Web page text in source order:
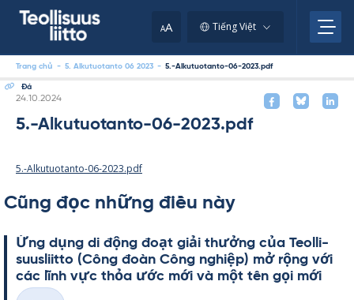
AA Tiếng Việt
Trang chủ - 5. Alkutuotanto 06 2023 - 5.-Alkutuotanto-06-2023.pdf
Đá
Kirjoitettu
24.10.2024
5.-Alkutuotanto-06-2023.pdf
5.-Alkutuotanto-06-2023.pdf
Cũng đọc những điều này
Ứng dụng di động đoạt giải thưởng của Teol­li­
suus­liitto (Công đoàn Công ng­hiệp) mở rộng với
các lĩnh vực thỏa ước mới và một tên gọi mới